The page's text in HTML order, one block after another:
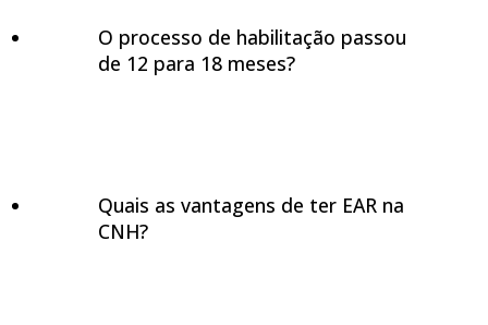
O processo de habilitação passou
de 12 para 18 meses?
Quais as vantagens de ter EAR na
CNH?